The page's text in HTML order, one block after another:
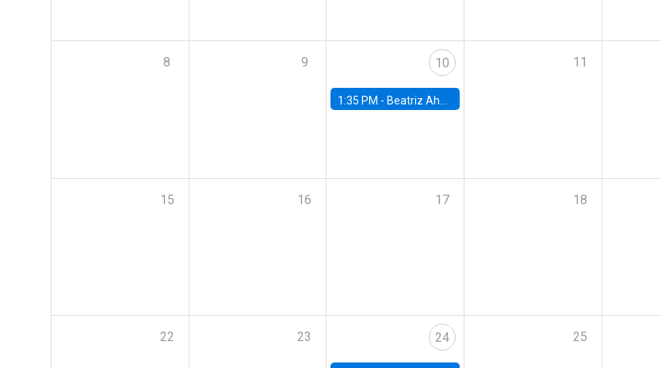
8 9 10
1:35 PM - Beatriz Ahumada, PhD candidate, Universidad de Pittsburgh
11
15 16 17 18
22 23 24 25